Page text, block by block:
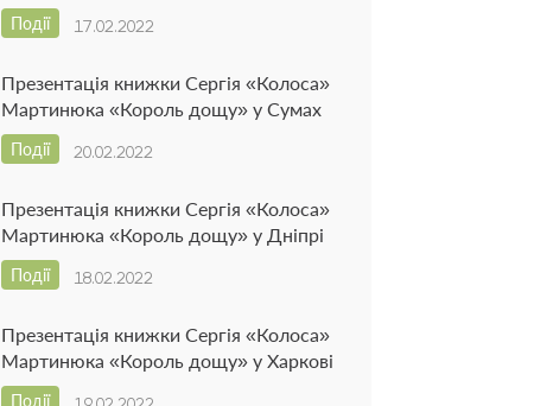
17.02.2022
Події
Презентація книжки Сергія «Колоса»
Мартинюка «Король дощу» у Сумах
20.02.2022
Події
Презентація книжки Сергія «Колоса»
Мартинюка «Король дощу» у Дніпрі
18.02.2022
Події
Презентація книжки Сергія «Колоса»
Мартинюка «Король дощу» у Харкові
Події